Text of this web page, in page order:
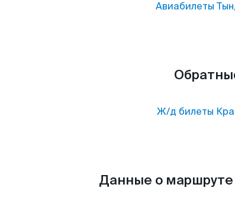
Авиабилеты
Ж/д билеты
Данные о